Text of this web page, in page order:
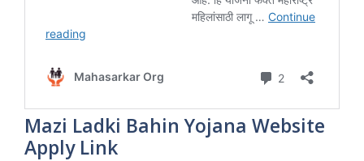
Mazi Ladki Bahin Yojana Website
Apply Link